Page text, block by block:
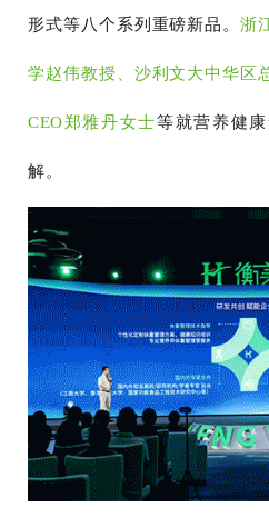
形式等八个系列重磅新品。浙
学赵伟教授、沙利文大中华区
CEO郑雅丹女士等就营养健
解。